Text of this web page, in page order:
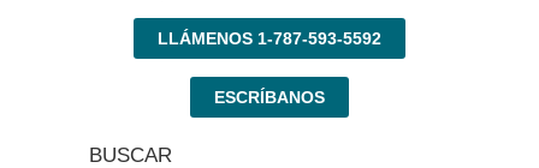
LLÁMENOS 1-787-593-5592
ESCRÍBANOS
BUSCAR